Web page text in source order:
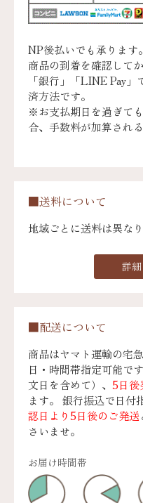
NP後払いでも承ります。
商品の到着を確認して
「銀行」「LINE Pay
済方法です。
※お支払期日を過ぎて
合、手数料が加算され
■送料について
地域ごとに送料は異なり
詳
■配送について
商品はヤマト運輸の宅
日・時間帯指定可能で
文日を含めて）、 5日後
ます。 銀行振込で日付
認日より5日後のご発送
さいませ。
お届け時間帯